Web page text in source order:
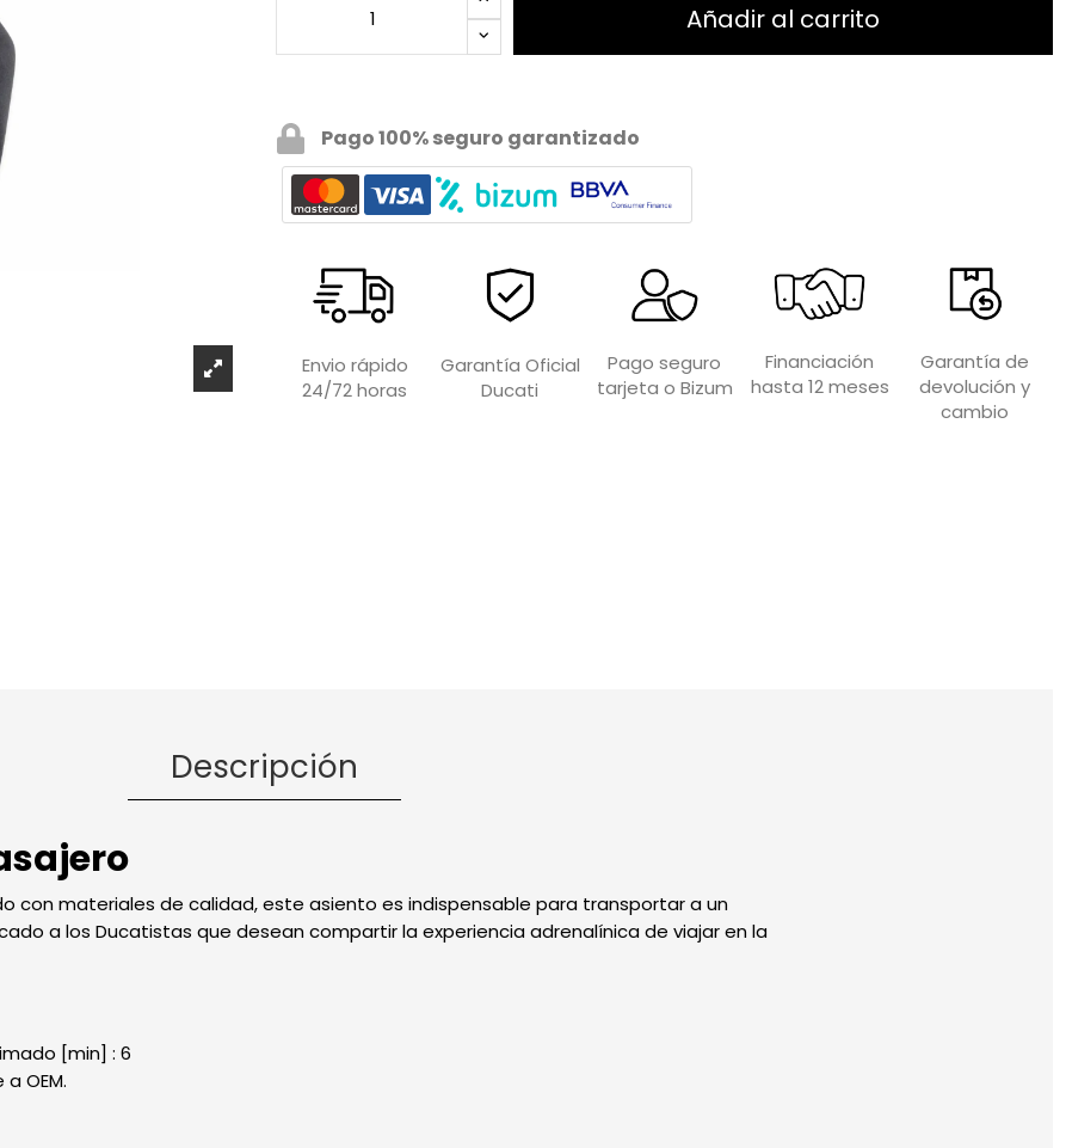
Añadir al carrito
Pago 100% seguro garantizado
Envio rápido
24/72 horas
Garantía Oficial
Ducati
Pago seguro
tarjeta o Bizum
Financiación
hasta 12 meses
Garantía de
devolución y
cambio
Descripción
con materiales de calidad, este asiento es indispensable para transportar a un
a los Ducatistas que desean compartir la experiencia adrenalínica de viajar en la
[min] : 6
OEM.